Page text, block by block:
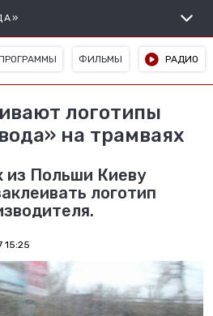
ФИЛЬМЫ РАДИО
логотипы
на трамваях
из Польши Киеву
логотип
15:25